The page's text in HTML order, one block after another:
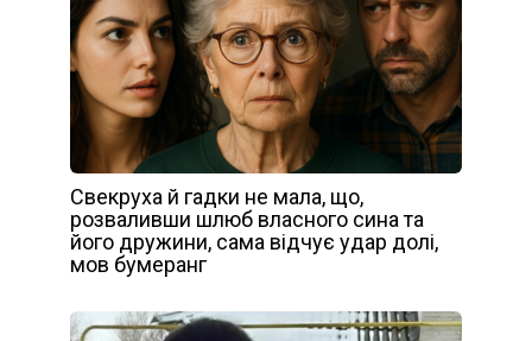
Свекруха й гадки не мала, що,
розваливши шлюб власного сина та
його дружини, сама відчує удар долі,
мов бумеранг